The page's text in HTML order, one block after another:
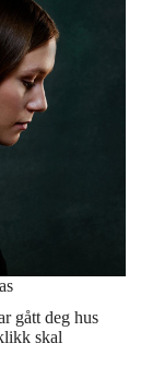
gått deg hus
skal